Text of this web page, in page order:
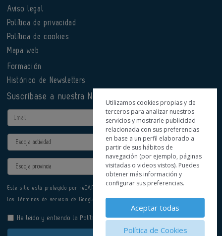
Aviso legal
Política de privacidad
Política de cookies
Mapa web
Formación
Histórico de Newsletters
Suscríbase a nuestra Newsletter
Email
Actividad
Provincia
Este sitio está protegido por reCAPTCHA y se aplican la
los Términos de servicio de Google.
He leído y entiendo la Política de Privacidad
Utilizamos cookies propias y de
terceros para analizar nuestros
servicios y mostrarle publicidad
relacionada con sus preferencias
en base a un perfil elaborado a
partir de sus hábitos de
navegación (por ejemplo, páginas
visitadas o videos vistos). Puedes
obtener más información y
configurar sus preferencias.
Aceptar todas
Política de Cookies